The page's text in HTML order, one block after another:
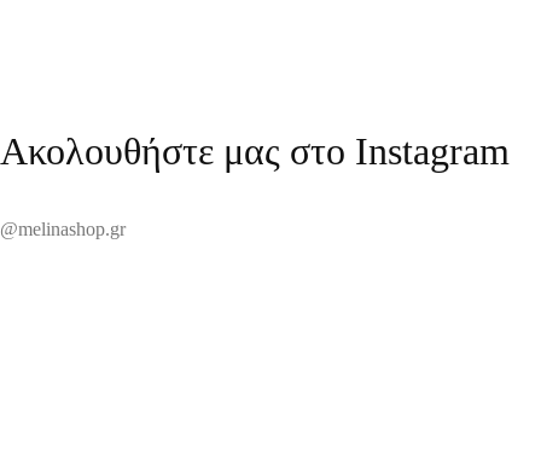
Ακολουθήστε μας στο Instagram
@melinashop.gr